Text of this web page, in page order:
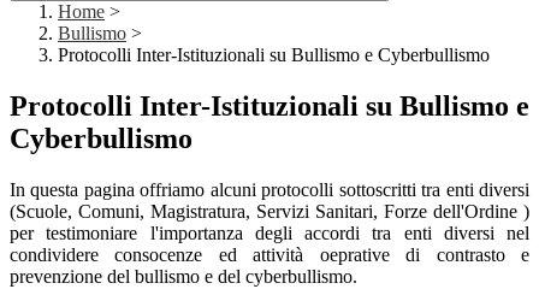
Home >
Bullismo >
Protocolli Inter-Istituzionali su Bullismo e Cyberbullismo
Protocolli Inter-Istituzionali su Bullismo e
Cyberbullismo
In questa pagina offriamo alcuni protocolli sottoscritti tra enti diversi
(Scuole, Comuni, Magistratura, Servizi Sanitari, Forze dell'Ordine )
per testimoniare l'importanza degli accordi tra enti diversi nel
condividere consocenze ed attività oeprative di contrasto e
prevenzione del bullismo e del cyberbullismo.